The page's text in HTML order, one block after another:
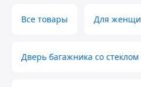
Все товары Для
Дверь багажника со стеклом